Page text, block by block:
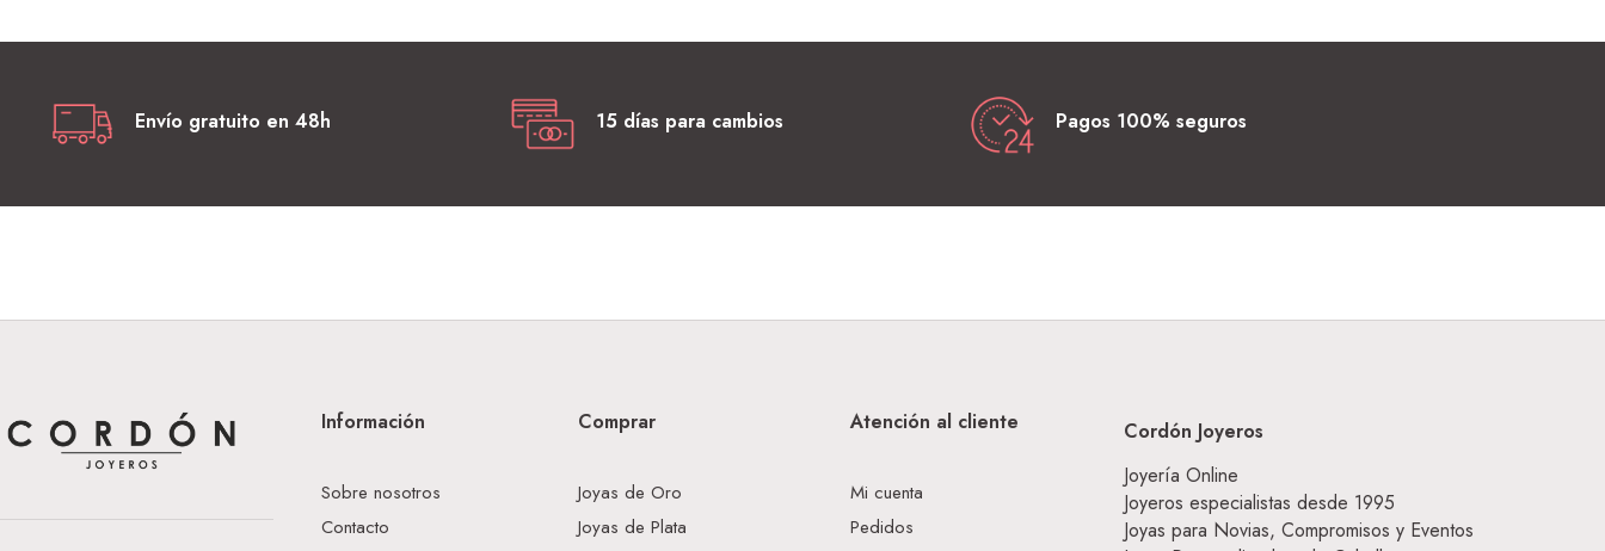
Envío gratuito en 48h 15 días para cambios Pagos 100% seguros
Información
Sobre nosotros
Contacto
Comprar
Joyas de Oro
Joyas de Plata
Atención al cliente
Mi cuenta
Pedidos
Cordón Joyeros
Joyería Online
Joyeros especialistas desde 1995
Joyas para Novias, Compromisos y Eventos